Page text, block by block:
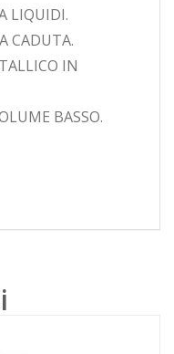
LIQUIDI.
CADUTA.
IN
BASSO.